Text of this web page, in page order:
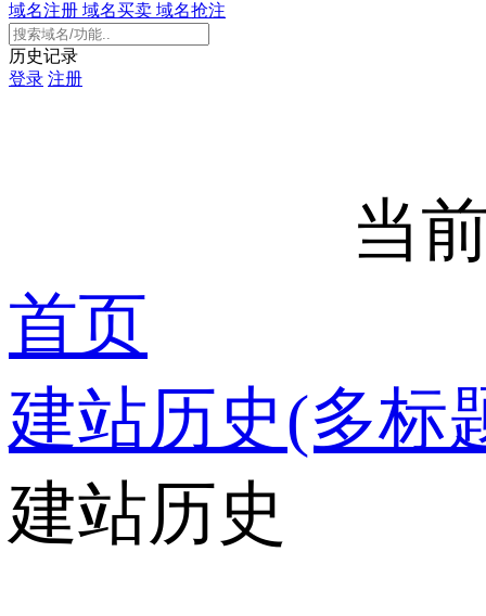
域名注册 域名买卖 域名抢注
历史记录
登录 注册
当
首页
建站历史(多标
建站历史